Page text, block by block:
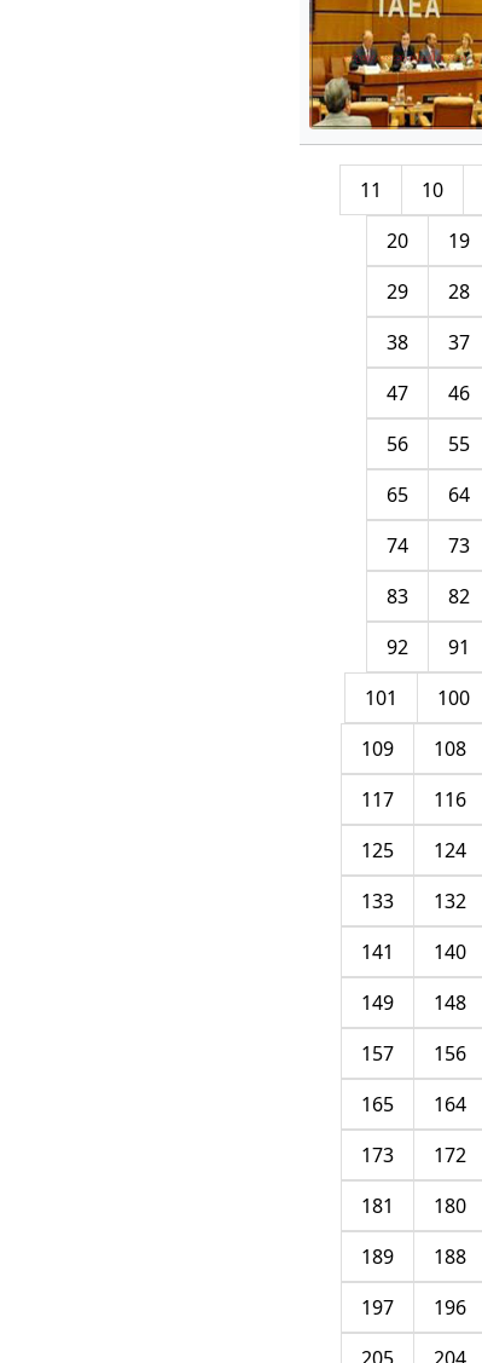
10
11
19
20
28
29
37
38
46
47
55
56
64
65
73
74
82
83
91
92
100
101
108
109
116
117
124
125
132
133
140
141
148
149
156
157
164
165
172
173
180
181
188
189
196
197